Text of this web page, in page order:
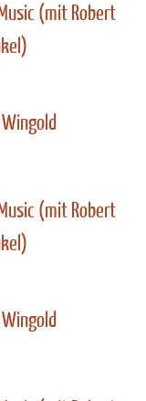
(mit Robert
(mit Robert